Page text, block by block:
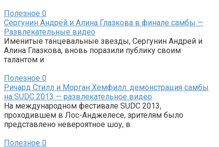
Полезное 0
Сергунин Андрей и Алина Глазкова в финале самбы —
Развлекательные видео
Именитые танцевальные звезды, Сергунин Андрей и
Алина Глазкова, вновь поразили публику своим
талантом и
Полезное 0
Ричард Стилл и Морган Хемфилл: демонстрация самбы
на SUDC 2013 — развлекательное видео
На международном фестивале SUDC 2013,
проходившем в Лос-Анджелесе, зрителям было
представлено невероятное шоу, в
Полезное 0